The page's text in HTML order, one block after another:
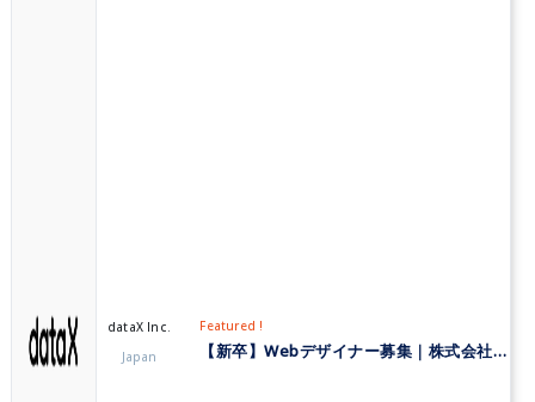
dataX Inc.
Japan
Featured !
【新卒】Webデザイナー募集｜株式会社データX